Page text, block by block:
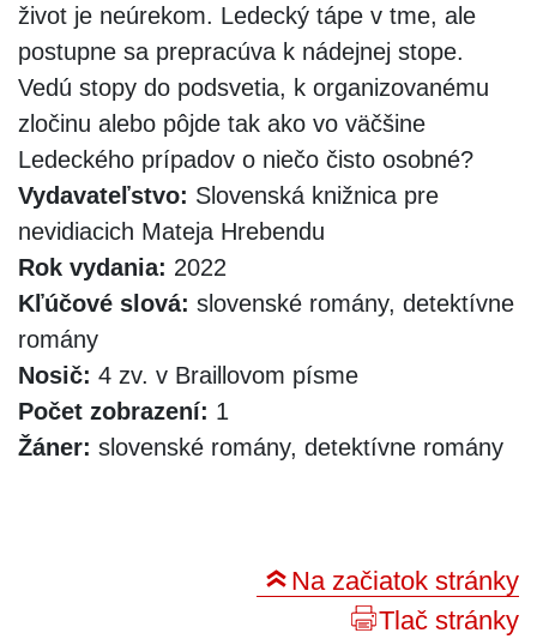
život je neúrekom. Ledecký tápe v tme, ale
postupne sa prepracúva k nádejnej stope.
Vedú stopy do podsvetia, k organizovanému
zločinu alebo pôjde tak ako vo väčšine
Ledeckého prípadov o niečo čisto osobné?
Vydavateľstvo: Slovenská knižnica pre
nevidiacich Mateja Hrebendu
Rok vydania: 2022
Kľúčové slová: slovenské romány, detektívne
romány
Nosič: 4 zv. v Braillovom písme
Počet zobrazení: 1
Žáner: slovenské romány, detektívne romány
Na začiatok stránky
Tlač stránky